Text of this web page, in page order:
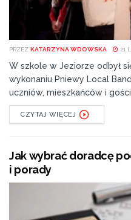
PRZEZ KATARZYNA WDOWSKA 21
W szkole w Jeziorze odbył
wykonaniu Pniewy Local
uczniów, mieszkańców i
CZYTAJ WIĘCEJ
Jak wybrać doradcę
i porady